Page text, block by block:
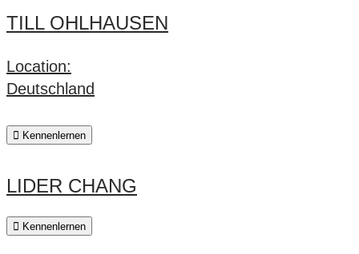
TILL OHLHAUSEN
Location:
Deutschland
Kennenlernen
LIDER CHANG
Kennenlernen